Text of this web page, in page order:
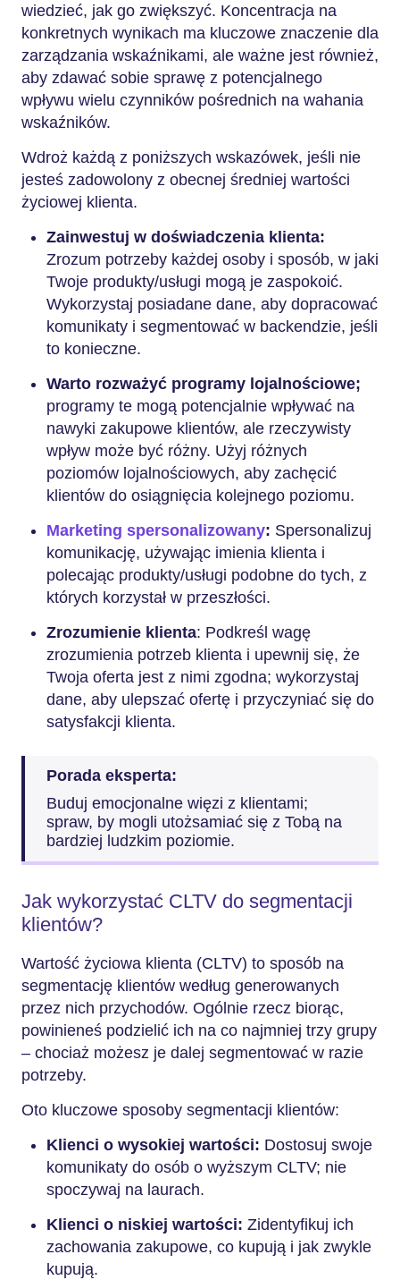
wiedzieć, jak go zwiększyć. Koncentracja na
konkretnych wynikach ma kluczowe znaczenie dla
zarządzania wskaźnikami, ale ważne jest również,
aby zdawać sobie sprawę z potencjalnego
wpływu wielu czynników pośrednich na wahania
wskaźników.
Wdroż każdą z poniższych wskazówek, jeśli nie
jesteś zadowolony z obecnej średniej wartości
życiowej klienta.
Zainwestuj w doświadczenia klienta:
Zrozum potrzeby każdej osoby i sposób, w jaki
Twoje produkty/usługi mogą je zaspokoić.
Wykorzystaj posiadane dane, aby dopracować
komunikaty i segmentować w backendzie, jeśli
to konieczne.
Warto rozważyć programy lojalnościowe;
programy te mogą potencjalnie wpływać na
nawyki zakupowe klientów, ale rzeczywisty
wpływ może być różny. Użyj różnych
poziomów lojalnościowych, aby zachęcić
klientów do osiągnięcia kolejnego poziomu.
Marketing spersonalizowany: Spersonalizuj
komunikację, używając imienia klienta i
polecając produkty/usługi podobne do tych, z
których korzystał w przeszłości.
Zrozumienie klienta: Podkreśl wagę
zrozumienia potrzeb klienta i upewnij się, że
Twoja oferta jest z nimi zgodna; wykorzystaj
dane, aby ulepszać ofertę i przyczyniać się do
satysfakcji klienta.
Porada eksperta:
Buduj emocjonalne więzi z klientami;
spraw, by mogli utożsamiać się z Tobą na
bardziej ludzkim poziomie.
Jak wykorzystać CLTV do segmentacji
klientów?
Wartość życiowa klienta (CLTV) to sposób na
segmentację klientów według generowanych
przez nich przychodów. Ogólnie rzecz biorąc,
powinieneś podzielić ich na co najmniej trzy grupy
– chociaż możesz je dalej segmentować w razie
potrzeby.
Oto kluczowe sposoby segmentacji klientów:
Klienci o wysokiej wartości: Dostosuj swoje
komunikaty do osób o wyższym CLTV; nie
spoczywaj na laurach.
Klienci o niskiej wartości: Zidentyfikuj ich
zachowania zakupowe, co kupują i jak zwykle
kupują.